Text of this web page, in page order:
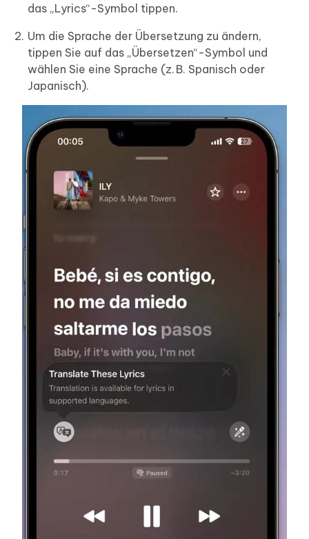
das „Lyrics“-Symbol tippen.
Um die Sprache der Übersetzung zu ändern,
tippen Sie auf das „Übersetzen“-Symbol und
wählen Sie eine Sprache (z. B. Spanisch oder
Japanisch).